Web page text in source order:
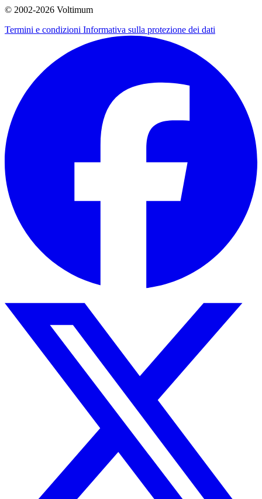
© 2002-2026 Voltimum
Termini e condizioni Informativa sulla protezione dei dati